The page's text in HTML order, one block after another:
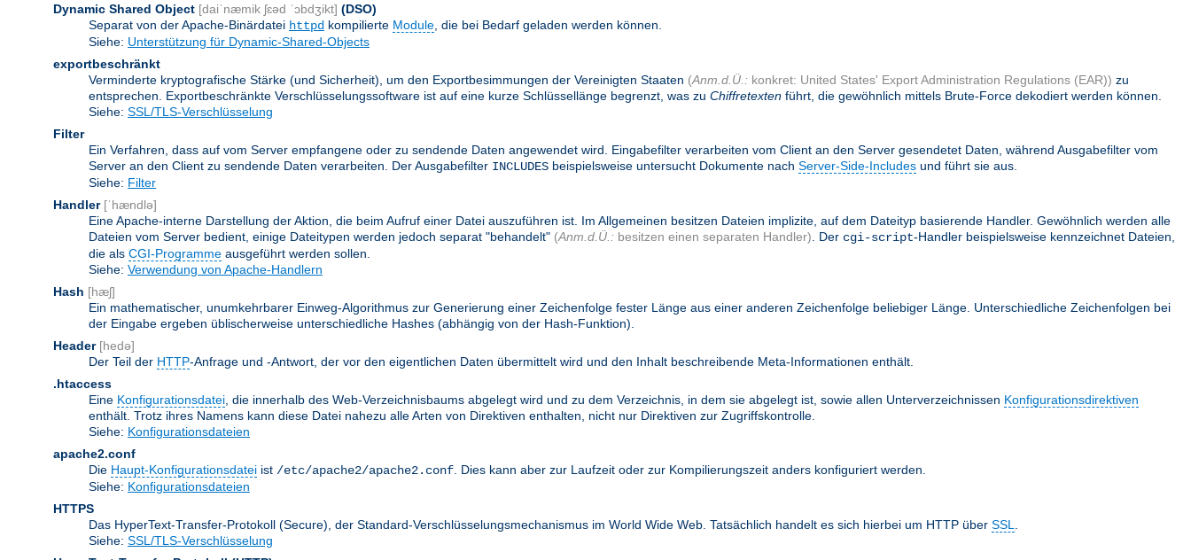
Dynamic Shared Object [daiˈnæmik ʃɛəd ˈɔbdʒikt] (DSO)
Separat von der Apache-Binärdatei httpd kompilierte Module , die bei Bedarf geladen werden können.
Siehe: Unterstützung für Dynamic-Shared-Objects
exportbeschränkt
Verminderte kryptografische Stärke (und Sicherheit), um den Exportbesimmungen der Vereinigten Staaten (Anm.d.Ü.: konkret: United States' Export Administration Regulations (EAR)) zu
entsprechen. Exportbeschränkte Verschlüsselungssoftware ist auf eine kurze Schlüssellänge begrenzt, was zu Chiffretexten führt, die gewöhnlich mittels Brute-Force dekodiert werden können.
Siehe: SSL/TLS-Verschlüsselung
Filter
Ein Verfahren, dass auf vom Server empfangene oder zu sendende Daten angewendet wird. Eingabefilter verarbeiten vom Client an den Server gesendetet Daten, während Ausgabefilter vom
Server an den Client zu sendende Daten verarbeiten. Der Ausgabefilter INCLUDES beispielsweise untersucht Dokumente nach Server-Side-Includes und führt sie aus.
Siehe: Filter
Handler [ˈhændlə]
Eine Apache-interne Darstellung der Aktion, die beim Aufruf einer Datei auszuführen ist. Im Allgemeinen besitzen Dateien implizite, auf dem Dateityp basierende Handler. Gewöhnlich werden alle
Dateien vom Server bedient, einige Dateitypen werden jedoch separat "behandelt" (Anm.d.Ü.: besitzen einen separaten Handler) . Der cgi-script-Handler beispielsweise kennzeichnet Dateien,
die als CGI-Programme ausgeführt werden sollen.
Siehe: Verwendung von Apache-Handlern
Hash [hæʃ]
Ein mathematischer, unumkehrbarer Einweg-Algorithmus zur Generierung einer Zeichenfolge fester Länge aus einer anderen Zeichenfolge beliebiger Länge. Unterschiedliche Zeichenfolgen bei
der Eingabe ergeben üblischerweise unterschiedliche Hashes (abhängig von der Hash-Funktion).
Header [hedə]
Der Teil der HTTP-Anfrage und -Antwort, der vor den eigentlichen Daten übermittelt wird und den Inhalt beschreibende Meta-Informationen enthält.
.htaccess
Eine Konfigurationsdatei , die innerhalb des Web-Verzeichnisbaums abgelegt wird und zu dem Verzeichnis, in dem sie abgelegt ist, sowie allen Unterverzeichnissen Konfigurationsdirektiven
enthält. Trotz ihres Namens kann diese Datei nahezu alle Arten von Direktiven enthalten, nicht nur Direktiven zur Zugriffskontrolle.
Siehe: Konfigurationsdateien
apache2.conf
Die Haupt-Konfigurationsdatei ist /etc/apache2/apache2.conf . Dies kann aber zur Laufzeit oder zur Kompilierungszeit anders konfiguriert werden.
Siehe: Konfigurationsdateien
HTTPS
Das HyperText-Transfer-Protokoll (Secure), der Standard-Verschlüsselungsmechanismus im World Wide Web. Tatsächlich handelt es sich hierbei um HTTP über SSL
Siehe: SSL/TLS-Verschlüsselung